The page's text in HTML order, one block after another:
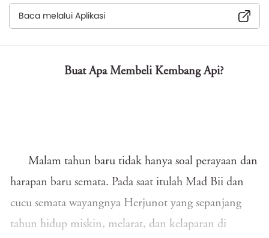
Baca melalui Aplikasi
Buat Apa Membeli Kembang Api?
Malam tahun baru tidak hanya soal perayaan dan
harapan baru semata. Pada saat itulah Mad Bii dan
cucu semata wayangnya Herjunot yang sepanjang
tahun hidup miskin, melarat, dan kelaparan di